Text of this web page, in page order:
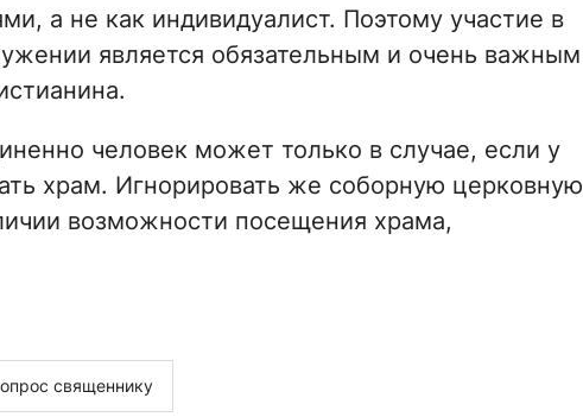
а не как индивидуалист. Поэтому участие в
является обязательным и очень важным
человек может только в случае, если у
храм. Игнорировать же соборную церковную
возможности посещения храма,
священнику